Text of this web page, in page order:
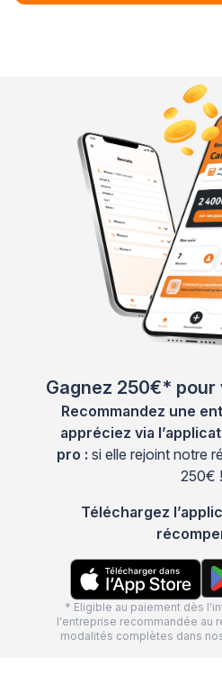
Gagnez 250€* pour
Recommandez une
appréciez via
pro : si elle rejoint notre
250€ !
Téléchargez
* Eligible au paiement dès
l'entreprise recommandée au
modalités complètes dans